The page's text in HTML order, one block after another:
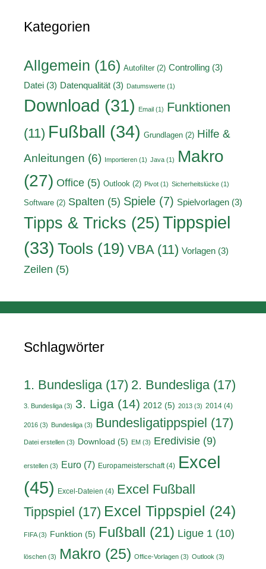
Kategorien
Allgemein (16) Autofilter (2) Controlling (3)
Datei (3) Datenqualität (3) Datumswerte (1)
Download (31) Email (1) Funktionen
(11) Fußball (34) Grundlagen (2) Hilfe &
Anleitungen (6) Importieren (1) Java (1)
Makro
(27) Office (5) Outlook (2) Pivot (1) Sicherheitslücke (1)
Software (2) Spalten (5) Spiele (7) Spielvorlagen (3)
Tipps & Tricks (25)Tippspiel
(33) Tools (19) VBA(11) Vorlagen (3)
Zeilen (5)
Schlagwörter
1. Bundesliga(17) 2. Bundesliga(17)
3. Bundesliga (3) 3. Liga (14) 2012 (5) 2013 (3) 2014 (4)
2016 (3) Bundesliga (3) Bundesligatippspiel (17)
Datei erstellen (3) Download (5) EM (3) Eredivisie (9)
erstellen (3) Euro (7) Europameisterschaft(4) Excel
(45)
Excel-Dateien (4) Excel Fußball
Tippspiel (17) Excel Tippspiel (24)
FIFA(3) Funktion (5) Fußball (21) Ligue 1 (10)
löschen (3) Makro (25) Office-Vorlagen (3) Outlook (3)